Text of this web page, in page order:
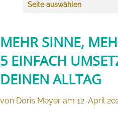
Seite auswählen
MEHR SINNE,
5 EINFACH
DEINEN ALLTAG
von Doris Meyer am 12. April